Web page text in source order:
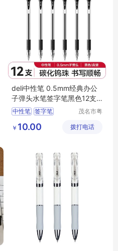
deli中性笔 0.5mm经典办公
子弹头水笔签字笔黑色12支/
盒6600ES
中性笔 签字笔
水笔
茂名市粤
限公司
￥ 10.00 拨打电话